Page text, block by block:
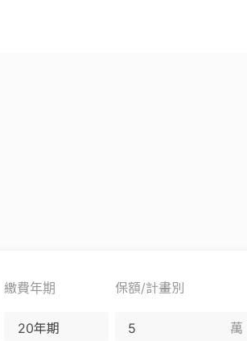
繳費年期 保額/計畫別
20年期 萬